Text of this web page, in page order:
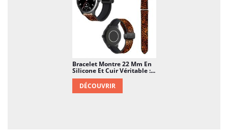
Bracelet Montre 22 Mm En
Silicone Et Cuir Véritable :...
DÉCOUVRIR